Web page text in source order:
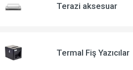
Terazi aksesuar
Termal Fiş Yazıcılar